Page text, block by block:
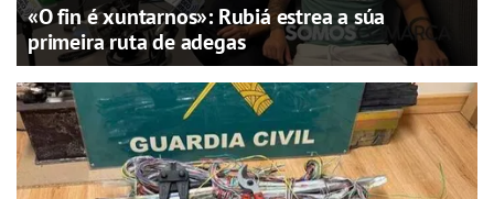
«O fin é xuntarnos»: Rubiá estrea a súa
primeira ruta de adegas